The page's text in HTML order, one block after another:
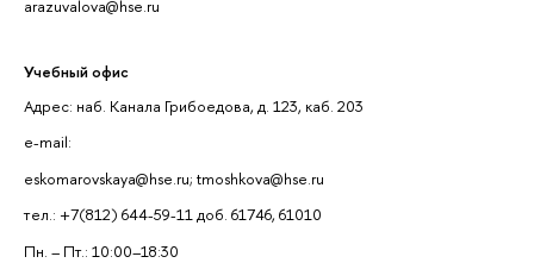
arazuvalova@hse.ru
Учебный офис
Адрес: наб. Канала Грибоедова, д. 123, каб. 203
e-mail:
eskomarovskaya@hse.ru; tmoshkova@hse.ru
тел.: +7(812) 644-59-11 доб. 61746, 61010
Пн. – Пт.: 10:00–18:30